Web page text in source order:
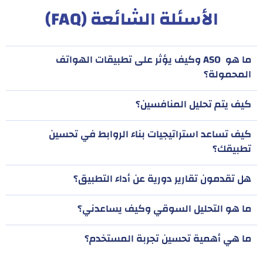
الأسئلة الشائعة (FAQ)
ما هو ASO وكيف يؤثر على تطبيقات الهواتف
المحمولة؟
كيف يتم تحليل المنافسين؟
كيف تساعد استراتيجيات بناء الروابط في تحسين
تطبيقك؟
هل تقدمون تقارير دورية عن أداء التطبيق؟
ما هو التحليل السوقي وكيف يساعدني؟
ما هي أهمية تحسين تجربة المستخدم؟